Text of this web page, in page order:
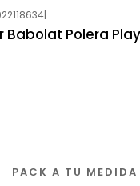
|
Polera
PACK A TU MEDIDA